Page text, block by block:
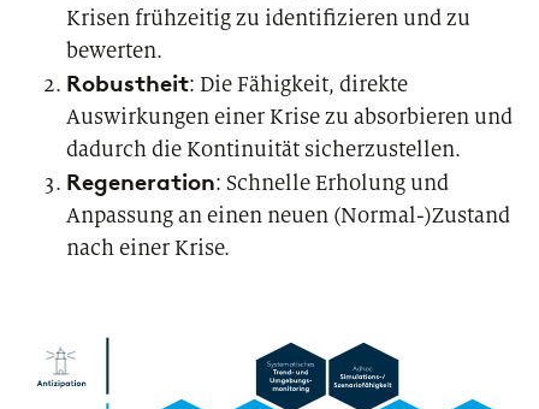
Krisen frühzeitig zu identifizieren und zu
bewerten.
Robustheit: Die Fähigkeit, direkte
Auswirkungen einer Krise zu absorbieren und
dadurch die Kontinuität sicherzustellen.
Regeneration: Schnelle Erholung und
Anpassung an einen neuen (Normal-)Zustand
nach einer Krise.